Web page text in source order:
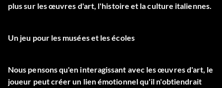
plus sur les œuvres d'art, l'histoire et la culture italiennes.
Un jeu pour les musées et les écoles
Nous pensons qu'en interagissant avec les œuvres d'art, le
joueur peut créer un lien émotionnel qu'il n'obtiendrait